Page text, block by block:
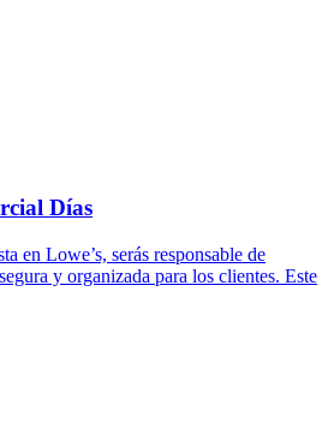
Días
en Lowe’s, serás responsable de
y organizada para los clientes. Este